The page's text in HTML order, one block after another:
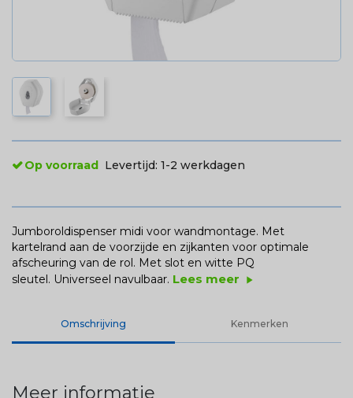
Op voorraad Levertijd: 1-2 werkdagen
Jumboroldispenser midi voor wandmontage. Met
kartelrand aan de voorzijde en zijkanten voor optimale
afscheuring van de rol. Met slot en witte PQ
sleutel. Universeel navulbaar. Lees meer play_arrow
Omschrijving Kenmerken
Meer informatie